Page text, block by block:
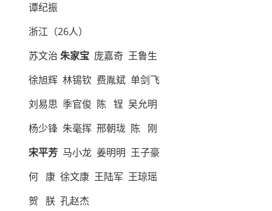
谭纪振
浙江（26人）
苏文治 朱家宝 庞嘉奇 王鲁生
徐旭辉 林锡钦 费胤斌 单剑飞
刘易思 季官俊 陈 锃 吴允明
杨少锋 朱毫挥 邢朝珑 陈 刚
宋平芳 马小龙 姜明明 王子豪
何 康 徐文康 王陆军 王琼瑶
贺 朕 孔赵杰